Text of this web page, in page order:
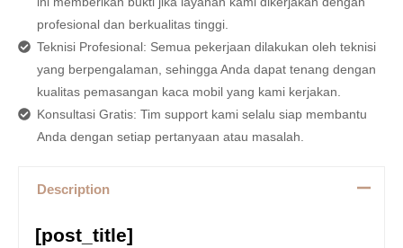
profesional dan berkualitas tinggi.
Teknisi Profesional: Semua pekerjaan dilakukan oleh teknisi
yang berpengalaman, sehingga Anda dapat tenang dengan
kualitas pemasangan kaca mobil yang kami kerjakan.
Konsultasi Gratis: Tim support kami selalu siap membantu
Anda dengan setiap pertanyaan atau masalah.
Description
[post_title]